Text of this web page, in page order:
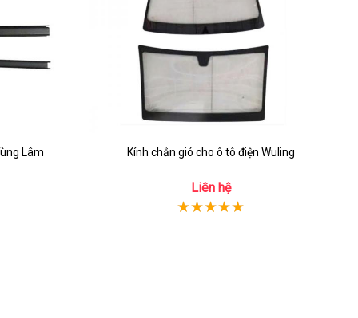
Lâm Kính chắn gió cho ô tô điện Wuling
Liên hệ